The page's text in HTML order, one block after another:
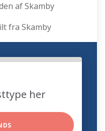
af Skamby
fra Skamby
her